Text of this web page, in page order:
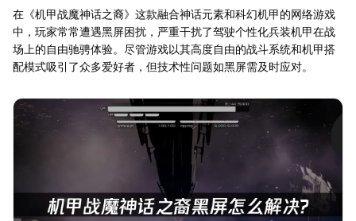
在《机甲战魔神话之裔》这款融合神话元素和科幻机甲的网络游戏
中，玩家常常遭遇黑屏困扰，严重干扰了驾驶个性化兵装机甲在战
场上的自由驰骋体验。尽管游戏以其高度自由的战斗系统和机甲搭
配模式吸引了众多爱好者，但技术性问题如黑屏需及时应对。